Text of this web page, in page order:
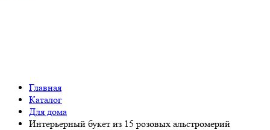
Главная
Каталог
Для дома
Интерьерный букет из 15 розовых альстромерий